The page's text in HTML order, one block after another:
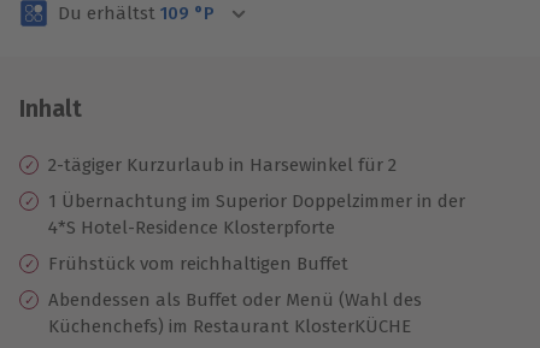
Volle Flexibilität
3 Jahre gültig & verlängerbar.
Du erhältst 109 °P
Inhalt
2-tägiger Kurzurlaub in Harsewinkel für 2
1 Übernachtung im Superior Doppelzimmer in der
4*S Hotel-Residence Klosterpforte
Frühstück vom reichhaltigen Buffet
Abendessen als Buffet oder Menü (Wahl des
Küchenchefs) im Restaurant KlosterKÜCHE